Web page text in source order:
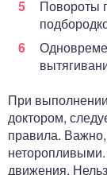
Повороты
При
доктором,
правила.
неторопливыми.
движения.